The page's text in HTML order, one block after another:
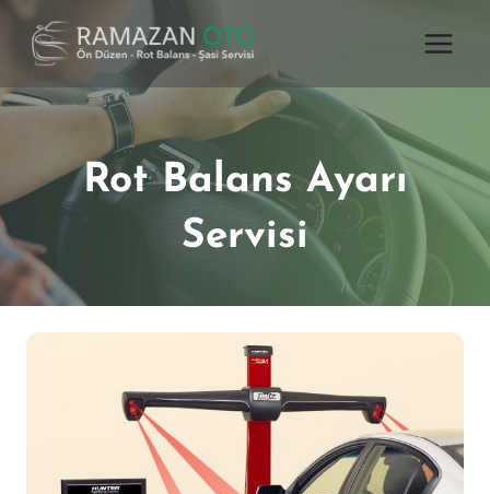
Skip
Rot Balans Ayarı
Servisi